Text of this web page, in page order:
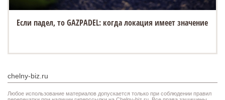
Если падел, то GAZPADEL: когда локация имеет значение
chelny-biz.ru
Любое использование материалов допускается только при соблюдении правил